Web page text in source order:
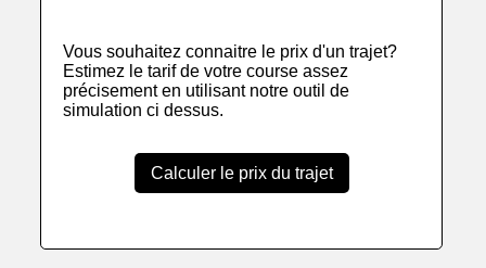
Vous souhaitez connaitre le prix d'un trajet?
Estimez le tarif de votre course assez
précisement en utilisant notre outil de
simulation ci dessus.
Calculer le prix du trajet